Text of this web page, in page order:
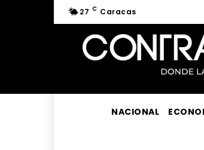
27 C Caracas
NACIONAL